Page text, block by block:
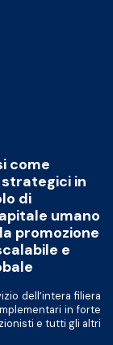
come
in
di
umano
promozione
e
dell’intera filiera
in forte
e tutti gli altri